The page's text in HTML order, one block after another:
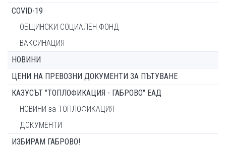
COVID-19
ОБЩИНСКИ СОЦИАЛЕН ФОНД
ВАКСИНАЦИЯ
НОВИНИ
ЦЕНИ НА ПРЕВОЗНИ ДОКУМЕНТИ ЗА ПЪТУВАНЕ
КАЗУСЪТ "ТОПЛОФИКАЦИЯ - ГАБРОВО" ЕАД
НОВИНИ за ТОПЛОФИКАЦИЯ
ДОКУМЕНТИ
ИЗБИРАМ ГАБРОВО!